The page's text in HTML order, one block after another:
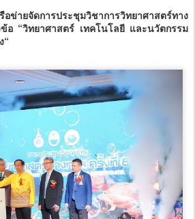
อข่ายจัดการประชุมวิชาการวิทยาศาสตร์ทาง
อ “วิทยาศาสตร์ เทคโนโลยี และนวัตกรรม
“